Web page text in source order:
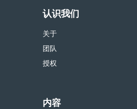
认识我们
关于
团队
授权
内容